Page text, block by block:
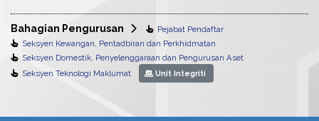
Bahagian Pengurusan
Pejabat Pendaftar
Seksyen Kewangan, Pentadbiran dan Perkhidmatan
Seksyen Domestik, Penyelenggaraan dan Pengurusan Aset
Seksyen Teknologi Maklumat
Unit Integriti